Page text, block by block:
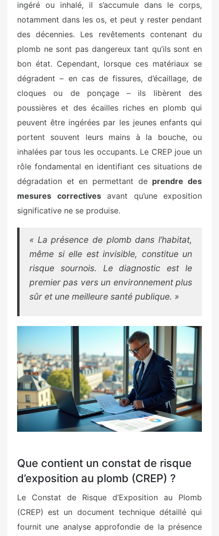
ingéré ou inhalé, il s’accumule dans le corps,
notamment dans les os, et peut y rester pendant
des décennies. Les revêtements contenant du
plomb ne sont pas dangereux tant qu’ils sont en
bon état. Cependant, lorsque ces matériaux se
dégradent – en cas de fissures, d’écaillage, de
cloques ou de ponçage – ils libèrent des
poussières et des écailles riches en plomb qui
peuvent être ingérées par les jeunes enfants qui
portent souvent leurs mains à la bouche, ou
inhalées par tous les occupants. Le CREP joue un
rôle fondamental en identifiant ces situations de
dégradation et en permettant de prendre des
mesures correctivesavant qu’une exposition
significative ne se produise.
« La présence de plomb dans l’habitat,
même si elle est invisible, constitue un
risque sournois. Le diagnostic est le
premier pas vers un environnement plus
sûr et une meilleure santé publique. »
Que contient un constat de risque
d’exposition au plomb (CREP) ?
Le Constat de Risque d’Exposition au Plomb
(CREP) est un document technique détaillé qui
fournit une analyse approfondie de la présence